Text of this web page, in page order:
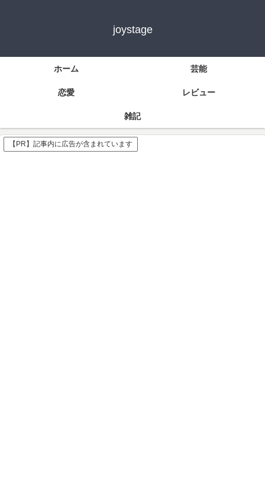
joystage
ホーム 芸能
恋愛 レビュー
雑記
【PR】記事内に広告が含まれています